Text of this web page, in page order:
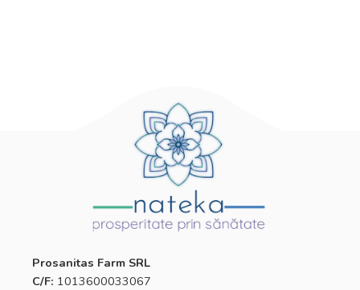
Prosanitas Farm SRL
C/F: 1013600033067